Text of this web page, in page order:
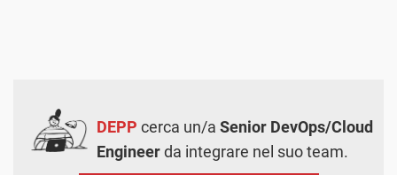
DEPP cerca un/a Senior DevOps/Cloud
Engineerda integrare nel suo team.